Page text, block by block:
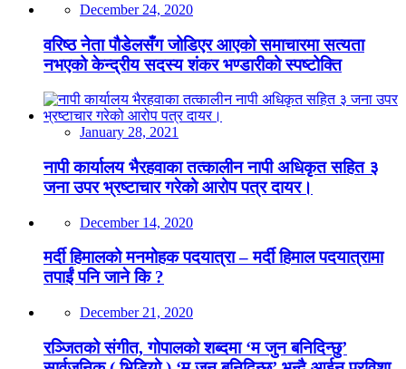
December 24, 2020
वरिष्ठ नेता पौडेलसँग जोडिएर आएको समाचारमा सत्यता
नभएको केन्द्रीय सदस्य शंकर भण्डारीको स्पष्टोक्ति
January 28, 2021
नापी कार्यालय भैरहवाका तत्कालीन नापी अधिकृत सहित ३
जना उपर भ्रष्टाचार गरेको आरोप पत्र दायर।
December 14, 2020
मर्दी हिमालको मनमोहक पदयात्रा – मर्दी हिमाल पदयात्रामा
तपाईं पनि जाने कि ?
December 21, 2020
रञ्जितको संगीत, गोपालको शब्दमा ‘म जुन बनिदिन्छु’